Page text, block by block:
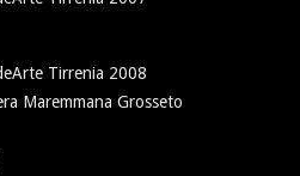
Tirrenia 2008
Maremmana Grosseto